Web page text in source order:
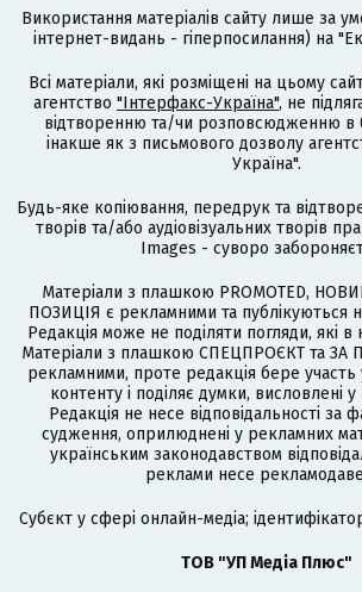
Використання матеріалів сайту лише за
інтернет-видань - гіперпосилання) на
Всі матеріали, які розміщені на цьому
агентство "Інтерфакс-Україна", не
відтворенню та/чи розповсюдженню в
інакше як з письмового дозволу
Україна".
Будь-яке копіювання, передрук та
творів та/або аудіовізуальних творів
Images - суворо
Матеріали з плашкою PROMOTED,
ПОЗИЦІЯ є рекламними та публікуються
Редакція може не поділяти погляди, які
Матеріали з плашкою СПЕЦПРОЄКТ та ЗА
рекламними, проте редакція бере участь
контенту і поділяє думки, висловлені
Редакція не несе відповідальності за
судження, оприлюднені у рекламних
українським законодавством
реклами несе
Cубєкт у сфері онлайн-медіа;
ТОВ "УП Медіа Плюс"